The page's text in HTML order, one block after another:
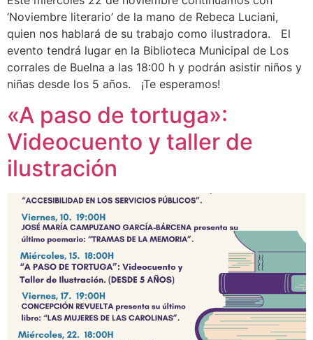
‘Noviembre literario’ de la mano de Rebeca Luciani,
quien nos hablará de su trabajo como ilustradora. El
evento tendrá lugar en la Biblioteca Municipal de Los
corrales de Buelna a las 18:00 h y podrán asistir niños y
niñas desde los 5 años. ¡Te esperamos!
«A paso de tortuga»:
Videocuento y taller de
ilustración